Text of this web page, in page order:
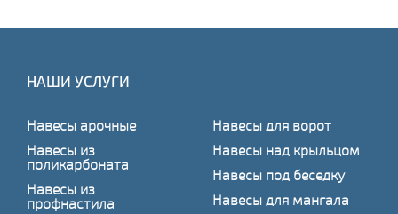
НАШИ УСЛУГИ
Навесы арочные
Навесы из
поликарбоната
Навесы из
профнастила
Навесы для ворот
Навесы над крыльцом
Навесы под беседку
Навесы для мангала